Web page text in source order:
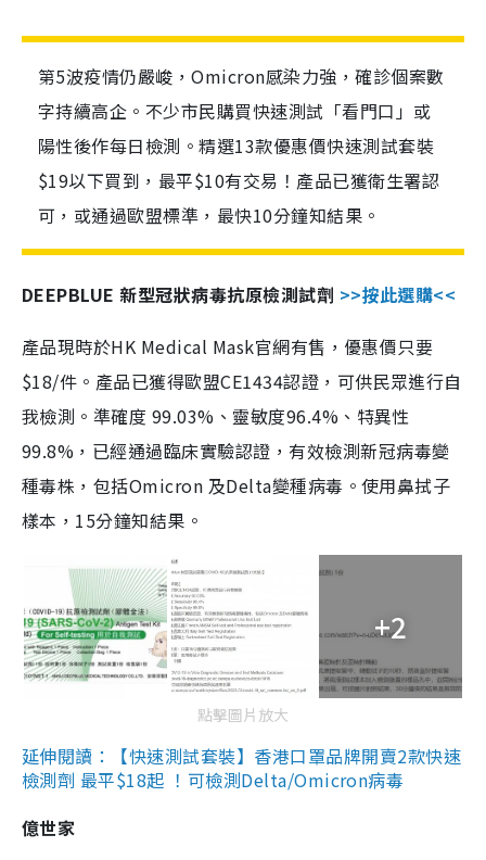
第5波疫情仍嚴峻，Omicron感染力強，確診個案數
字持續高企。不少市民購買快速測試「看門口」或
陽性後作每日檢測。精選13款優惠價快速測試套裝
$19以下買到，最平$10有交易！產品已獲衛生署認
可，或通過歐盟標準，最快10分鐘知結果。
DEEPBLUE 新型冠狀病毒抗原檢測試劑 >>按此選購<<
產品現時於HK Medical Mask官網有售，優惠價只要
$18/件。產品已獲得歐盟CE1434認證，可供民眾進行自
我檢測。準確度 99.03%、靈敏度96.4%、特異性
99.8%，已經通過臨床實驗認證，有效檢測新冠病毒變
種毒株，包括Omicron 及Delta變種病毒。使用鼻拭子
樣本，15分鐘知結果。
+2
點擊圖片放大
延伸閱讀：【快速測試套裝】香港口罩品牌開賣2款快速
檢測劑 最平$18起 ！可檢測Delta/Omicron病毒
億世家